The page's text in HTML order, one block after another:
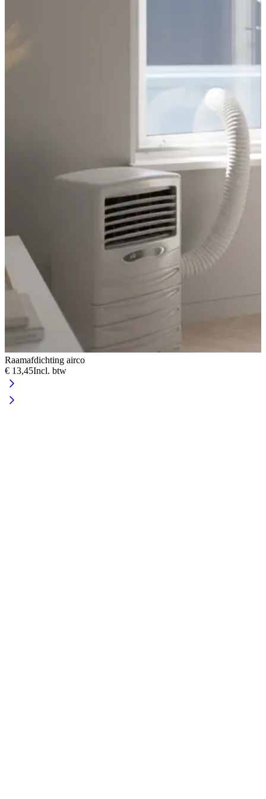
Raamafdichting airco
€ 13,45Incl. btw